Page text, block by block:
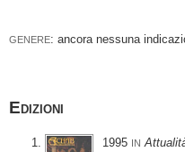
GENERE: ancora nessuna
Edizioni
1995 IN